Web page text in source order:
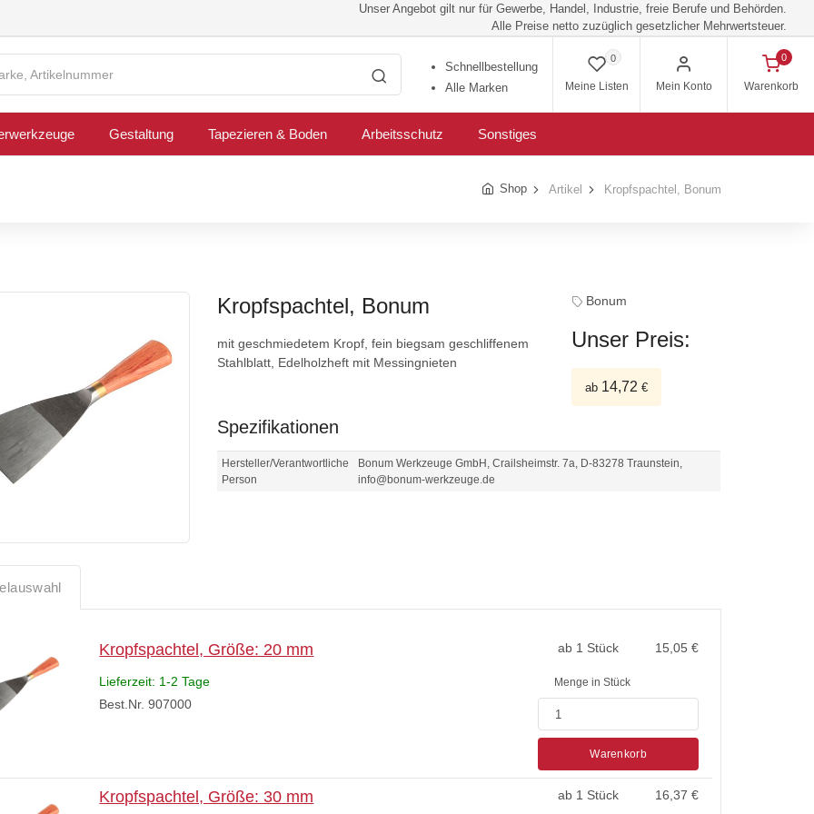
Unser Angebot gilt nur für Gewerbe, Handel, Industrie, freie Berufe und Behörden.
Alle Preise netto zuzüglich gesetzlicher Mehrwertsteuer.
Schnellbestellung
Alle Marken
0
Meine Listen Mein Konto
0
Warenkorb
Gestaltung Tapezieren & Boden Arbeitsschutz Sonstiges
Shop Artikel Kropfspachtel, Bonum
Kropfspachtel, Bonum
mit geschmiedetem Kropf, fein biegsam geschliffenem
Stahlblatt, Edelholzheft mit Messingnieten
Bonum
Unser Preis:
ab 14,72 €
Spezifikationen
Hersteller/Verantwortliche
Person
Bonum Werkzeuge GmbH, Crailsheimstr. 7a, D-83278 Traunstein,
info@bonum-werkzeuge.de
Kropfspachtel, Größe: 20 mm
Lieferzeit: 1-2 Tage
Best.Nr. 907000
ab 1 Stück 15,05 €
Menge in Stück
Warenkorb
Kropfspachtel, Größe: 30 mm ab 1 Stück 16,37 €